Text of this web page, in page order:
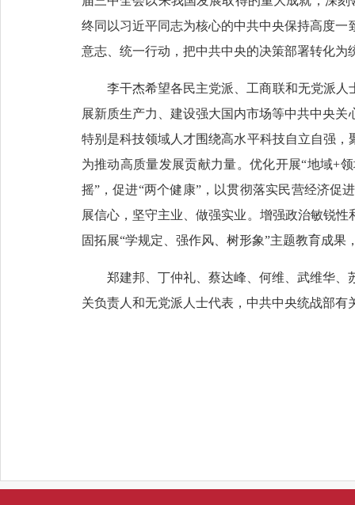
终同以习近平同志为核心的中共中央保持高度
意志、统一行动，把中共中央的决策部署转化
李干杰希望各民主党派、工商联和无党派
展新质生产力、建设强大国内市场等中共中央
特别是科技领域人才围绕高水平科技自立自强
为推动高质量发展贡献力量。优化开展“地域+
摇”，促进“两个健康”，以贯彻落实民营经济促
展信心，坚守主业、做强实业。增强政治敏锐
固拓展“学规定、强作风、树形象”主题教育成
郑建邦、丁仲礼、蔡达峰、何维、武维华
关负责人和无党派人士代表，中共中央统战部有